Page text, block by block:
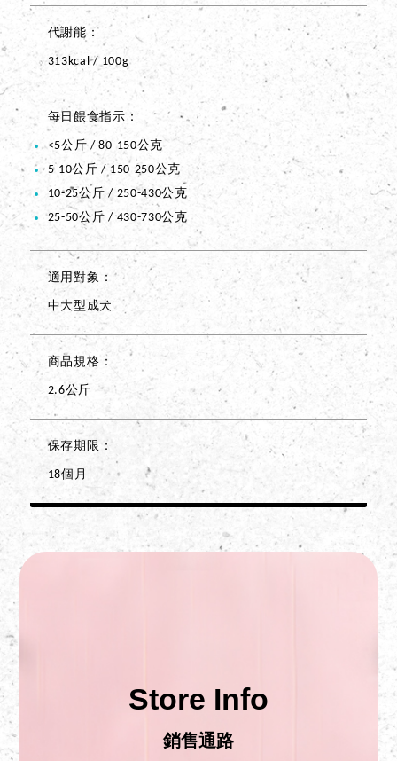
代謝能
313kcal / 100g
每日餵食指示
<5公斤 / 80-150公克
5-10公斤 / 150-250公克
10-25公斤 / 250-430公克
25-50公斤 / 430-730公克
適用對象
中大型成犬
商品規格
2.6公斤
保存期限
18個月
Store Info
銷售通路